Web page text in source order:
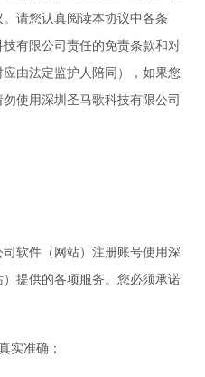
请您认真阅读本协议中各条
有限公司责任的免责条款和对
由法定监护人陪同），如果您
使用深圳圣马歌科技有限公司
软件（网站）注册账号使用深
提供的各项服务。您必须承诺
实准确；